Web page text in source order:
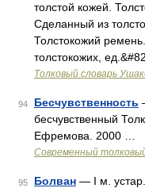
толстой кожей.
Сделанный из
Толстокожий
толстокожих,
Толковый словарь
94 Бесчувственность
бесчувственный
Ефремова. 2000 …
Современный
95 Болван — I м. устар.